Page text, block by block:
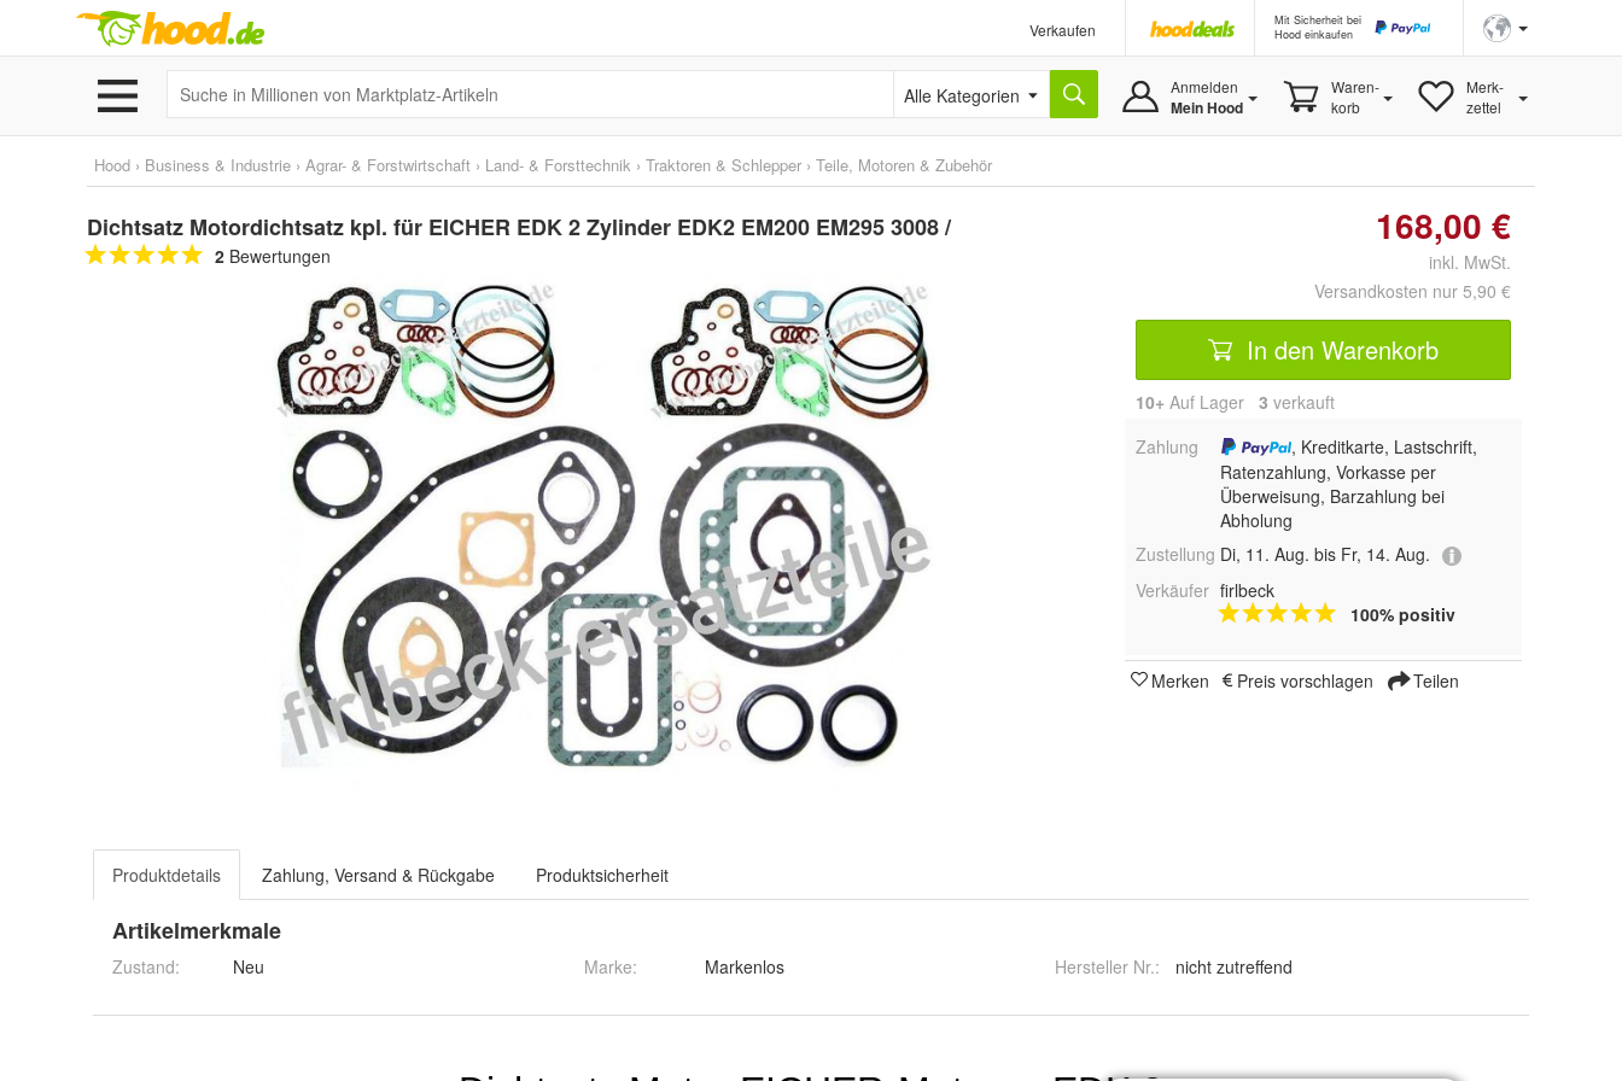
Verkaufen
Mit Sicherheit bei
Hood einkaufen
Alle Kategorien Anmelden
Mein Hood
Waren-
korb
Merk-
zettel
Hood › Business & Industrie › Agrar- & Forstwirtschaft › Land- & Forsttechnik › Traktoren & Schlepper › Teile, Motoren & Zubehör
Dichtsatz Motordichtsatz kpl. für EICHER EDK 2 Zylinder EDK2 EM200 EM295 3008 /
2 Bewertungen
168,00 €
inkl. MwSt.
Versandkosten nur 5,90 €
In den Warenkorb
10+ Auf Lager 3 verkauft
Zahlung
, Kreditkarte, Lastschrift,
Ratenzahlung, Vorkasse per
Überweisung, Barzahlung bei
Abholung
Zustellung Di, 11. Aug. bis Fr, 14. Aug.
Verkäufer firlbeck
100% positiv
Merken Preis vorschlagen Teilen
Produktdetails Zahlung, Versand & Rückgabe Produktsicherheit
Artikelmerkmale
Zustand: Neu Marke: Markenlos Hersteller Nr.: nicht zutreffend